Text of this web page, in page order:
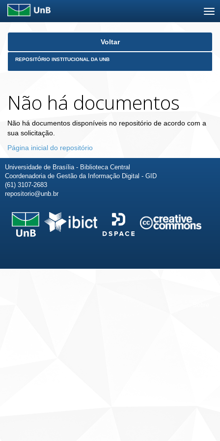
Skip
Voltar
REPOSITÓRIO INSTITUCIONAL DA UNB
Não há documentos
Não há documentos disponíveis no repositório de acordo com a
sua solicitação.
Página inicial do repositório
Universidade de Brasília - Biblioteca Central
Coordenadoria de Gestão da Informação Digital - GID
(61) 3107-2683
repositorio@unb.br